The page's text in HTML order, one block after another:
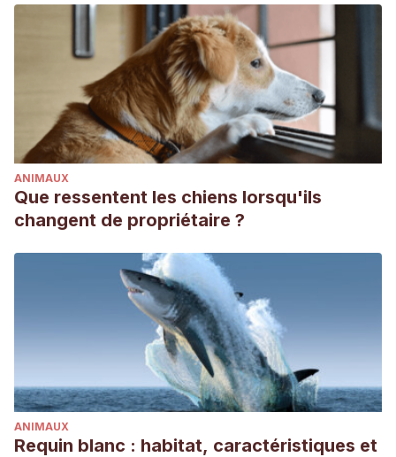
ANIMAUX
Que ressentent les chiens lorsqu'ils
changent de propriétaire ?
ANIMAUX
Requin blanc : habitat, caractéristiques et